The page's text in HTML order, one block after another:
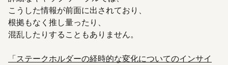
こうした情報が前面に出されており、
根拠もなく推し量ったり、
混乱したりすることもありません。
「ステークホルダーの経時的な変化についてのインサイ